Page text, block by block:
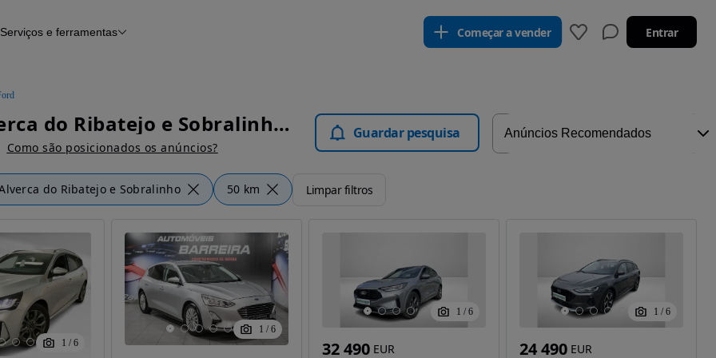
Serviços e ferramentas Começar a vender Entrar
Ford Alverca do Ribatejo e Sobralinho - Carros
Como são posicionados os anúncios?
Guardar pesquisa
do Ribatejo e Sobralinho 50 km Limpar filtros
1 / 6
1 / 6
1 / 6
32 490 EUR
1 / 6
24 490 EUR